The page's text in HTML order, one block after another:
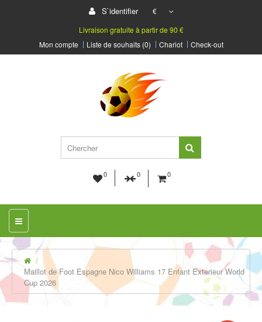
S`identifier
€
Livraison gratuite à partir de 90 €
Mon compte
Liste de souhaits (0) Chariot Check-out
0 0 0
Maillot de Foot Espagne Nico Williams 17 Enfant Exterieur World
Cup 2026